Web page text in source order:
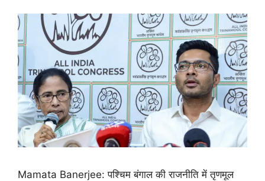
Mamata Banerjee: पश्चिम बंगाल की राजनीति में तृणमूल